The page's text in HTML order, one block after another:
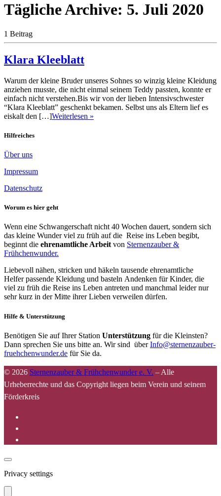
Tägliche Archive: 5. Juli 2020
1 Beitrag
Klara Kleeblatt
Warum der kleine Bruder unseres Sohnes so winzig kleine Kleidung
anziehen musste, die nicht einmal seinem Teddy passten, konnte er
einfach nicht verstehen.Bis wir von der lieben Intensivschwester
“Klara Kleeblatt” geschenkt bekamen. Selbst uns als Eltern lief es
eiskalt den […]Weiterlesen »
Hilfreiches
Über uns
Impressum
Datenschutz
Worum es hier geht
Wenn eine Schwangerschaft nicht 40 Wochen dauert, sondern sich
das kleine Wunder viel zu früh auf die Reise ins Leben begibt,
beginnt die ehrenamtliche Arbeit von Sternenzauber &
Frühchenwunder.
Liebevoll nähen, stricken und häkeln tausende ehrenamtliche
Helfer passende Kleidung und basteln Andenken für Kinder, die
viel zu früh die Reise ins Leben antreten und manchmal leider nur
sehr kurz in der Mitte ihrer Lieben verweilen dürfen.
Hilfe & Unterstützung
Benötigen Sie auf Ihrer Station Unterstützung für die Kleinsten?
Dann sprechen Sie uns bitte an. Wir sind überInfo@sternenzauber-
fruehchenwunder.de für Sie da.
© 2026 Sternenzauber & Frühchenwunder e. V. – Alle
Urheberrechte und das Copyright liegen beim Verein und seinem
Förderkreis
Privacy settings